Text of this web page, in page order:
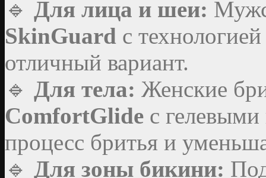
🔹 Для лица и шеи:
SkinGuard с
отличный вариант.
🔹 Для тела: Женские
ComfortGlide с
процесс бритья и
🔹 Для зоны бикини: